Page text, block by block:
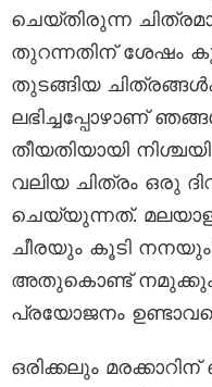
ചെയ്തിരുന്ന
തുറന്നതിന് ശേഷം
തുടങ്ങിയ
ലഭിച്ചപ്പോഴാണ്
തീയതിയായി
വലിയ ചിത്രം ഒരു
ചെയ്യുന്നത്.
ചീരയും കൂടി
അതുകൊണ്ട് നമുക്കും
പ്രയോജനം
ഒരിക്കലും